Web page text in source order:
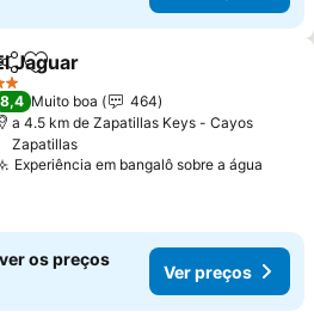
Adicionar aos favoritos
Jaguar
Estrelas
8,4 Muito boa
464
a 4.5 km de Zapatillas Keys - Cayos
Zapatillas
Experiência em bangalô sobre a água
os preços
Ver preços